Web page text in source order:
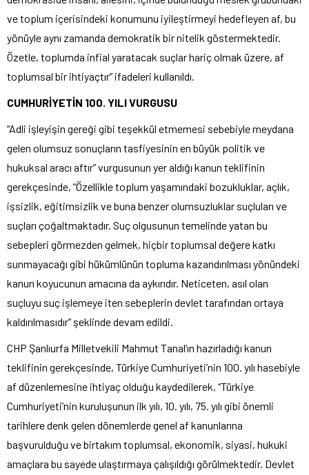
ve toplum içerisindeki konumunu iyileştirmeyi hedefleyen af, bu
yönüyle aynı zamanda demokratik bir nitelik göstermektedir.
Özetle, toplumda infial yaratacak suçlar hariç olmak üzere, af
toplumsal bir ihtiyaçtır” ifadeleri kullanıldı.
CUMHURİYETİN 100. YILI VURGUSU
“Adli işleyişin gereği gibi teşekkül etmemesi sebebiyle meydana
gelen olumsuz sonuçların tasfiyesinin en büyük politik ve
hukuksal aracı aftır” vurgusunun yer aldığı kanun teklifinin
gerekçesinde, “Özellikle toplum yaşamındaki bozukluklar, açlık,
işsizlik, eğitimsizlik ve buna benzer olumsuzluklar suçluları ve
suçları çoğaltmaktadır. Suç olgusunun temelinde yatan bu
sebepleri görmezden gelmek, hiçbir toplumsal değere katkı
sunmayacağı gibi hükümlünün topluma kazandırılması yönündeki
kanun koyucunun amacına da aykırıdır. Neticeten, asıl olan
suçluyu suç işlemeye iten sebeplerin devlet tarafından ortaya
kaldırılmasıdır” şeklinde devam edildi.
CHP Şanlıurfa Milletvekili Mahmut Tanal’ın hazırladığı kanun
teklifinin gerekçesinde, Türkiye Cumhuriyeti’nin 100. yılı hasebiyle
af düzenlemesine ihtiyaç olduğu kaydedilerek, “Türkiye
Cumhuriyeti’nin kuruluşunun ilk yılı, 10. yılı, 75. yılı gibi önemli
tarihlere denk gelen dönemlerde genel af kanunlarına
başvurulduğu ve birtakım toplumsal, ekonomik, siyasi, hukuki
amaçlara bu sayede ulaştırmaya çalışıldığı görülmektedir. Devlet